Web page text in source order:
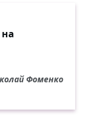
Фоменко